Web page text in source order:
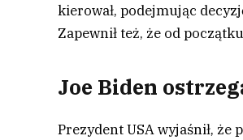
kierował, podejmując
Zapewnił też, że od
Joe Biden
Prezydent USA wyjaśnił,